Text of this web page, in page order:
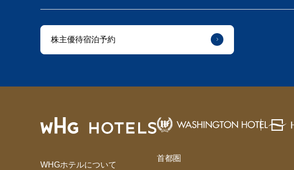
株主優待宿泊予約
WHGホテルについて
首都圏